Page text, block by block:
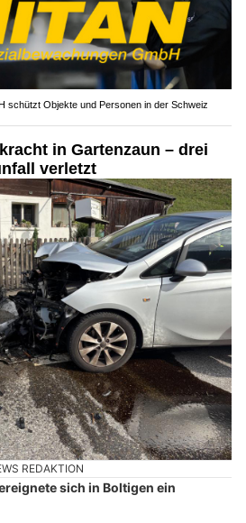
schützt Objekte und Personen in der Schweiz
in Gartenzaun – drei
verletzt
REDAKTION
sich in Boltigen ein